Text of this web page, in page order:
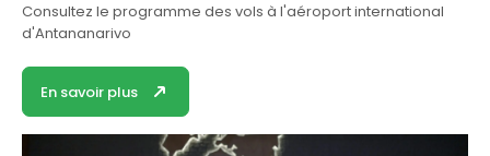
Consultez le programme des vols à l'aéroport international
d'Antananarivo
En savoir plus